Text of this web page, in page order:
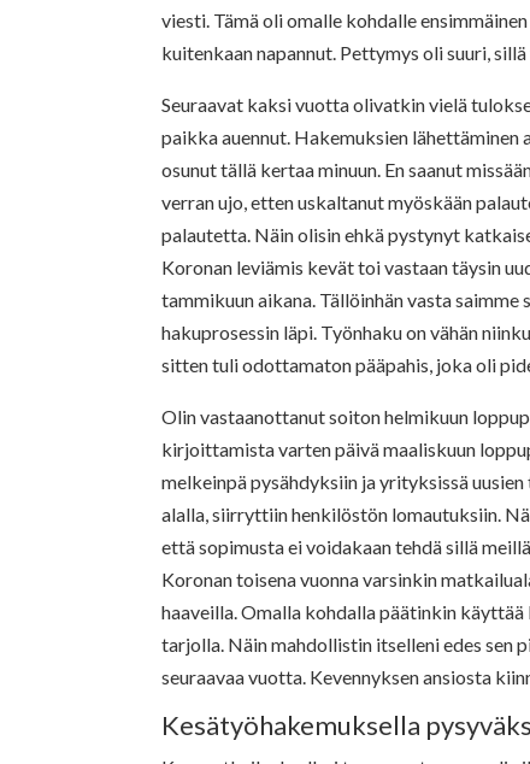
viesti. Tämä oli omalle kohdalle
kuitenkaan napannut. Pettymys oli suuri,
Seuraavat kaksi vuotta olivatkin vielä
paikka auennut. Hakemuksien
osunut tällä kertaa minuun. En saanut
verran ujo, etten uskaltanut myöskään
palautetta. Näin olisin ehkä pystynyt
Koronan leviämis kevät toi vastaan täysin
tammikuun aikana. Tällöinhän vasta
hakuprosessin läpi. Työnhaku on vähän
sitten tuli odottamaton pääpahis, joka oli
Olin vastaanottanut soiton helmikuun
kirjoittamista varten päivä maaliskuun
melkeinpä pysähdyksiin ja yrityksissä
alalla, siirryttiin henkilöstön lomautuksiin.
että sopimusta ei voidakaan tehdä sillä
Koronan toisena vuonna varsinkin
haaveilla. Omalla kohdalla päätinkin
tarjolla. Näin mahdollistin itselleni edes sen
seuraavaa vuotta. Kevennyksen ansiosta
Kesätyöhakemuksella